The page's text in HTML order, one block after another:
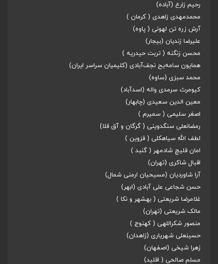
رحیم زارع (آباده)
محمدمهدی زاهدی ( کرمان )
آرش زره تن لهونی ( پاوه)
علیرضا زندیان (بیجار)
محسن زنگنه ( تربت حیدریه )
همایون سامه‌یح نجف‌آبادی (کلیمیان سراسر ایران)
محمد سبزی (ساوه)
کیومرث سرمدی واله (اسدآباد)
معین الدین سعیدی (چابهار)
اصغر سلیمی ( سمیرم )
رمضانعلی سنگدوینی ( گرگان و آق قلا)
لطف الله سیاهکلی ( قزوین )
امان قلیچ شادمهر ( گنبد )
اقبال شاکری (تهران)
آرا شاوردیان (مسیحیان ارمنی شمال)
حسن شجاعی علی آبادی (ابهر)
غلامرضا شریعتی ( بهشهر و نکا )
مالک شریعتی (تهران)
منصور شکراللهی ( کهنوج )
حسینعلی شهریاری (زاهدان)
زهرا شیخی (اصفهان)
مسلم صالحی ( اقلید)